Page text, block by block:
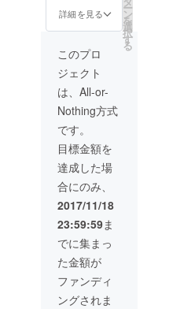
枚
ム実施
の効果
説明つ
き） ・
win win
ウィン
ナー
参加券
・イラ
ター本
田季紗
Lineプ
ロ
フィー
ル用 ご
本人イ
ラスト
製作 3
枚 ・
ゲーム
イベン
ト出張
詳細を見る ー
ン
を
選
択
す
る
このプロ
ジェクト
は、All-or-
Nothing方式
です。
目標金額を
達成した場
合にのみ、
2017/11/18
23:59:59ま
でに集まっ
た金額が
ファンディ
ングされま